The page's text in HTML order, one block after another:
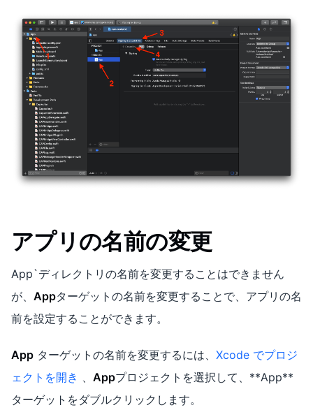
アプリの名前の変更
App`ディレクトリの名前を変更することはできません
が、 Appターゲットの名前を変更することで、アプリの名
前を設定することができます。
App ターゲットの名前を変更するには、 Xcode でプロジ
ェクトを開き
Appプロジェクトを選択して、**App**
ターゲットをダブルクリックします。